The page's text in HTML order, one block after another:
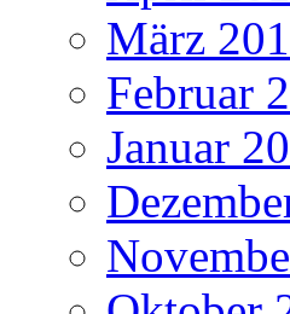
März
Februar
Januar